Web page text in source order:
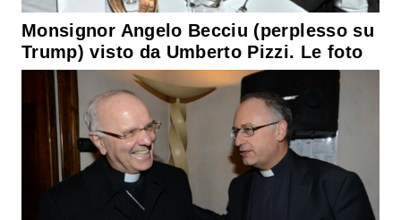
Monsignor Angelo Becciu (perplesso su
Trump) visto da Umberto Pizzi. Le foto